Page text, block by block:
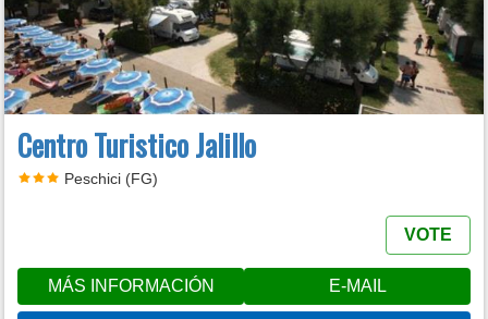
Centro Turistico Jalillo
Peschici (FG)
VOTE
MÁS INFORMACIÓN E-MAIL